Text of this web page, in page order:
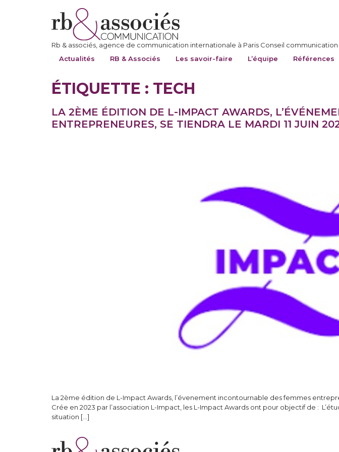
Rb & associés, agence de communication internationale à Paris Conseil
Actualités
RB & Associés Les savoir-faire L’équipe Références
ÉTIQUETTE : TECH
LA 2ÈME ÉDITION DE L-IMPACT AWARDS,
ENTREPRENEURES, SE TIENDRA LE MARDI 11 JUIN
La 2ème édition de L-Impact Awards, l’évenement incontournable des femmes
Crée en 2023 par l’association L-Impact, les L-Impact Awards ont pour objectif de :
situation […]